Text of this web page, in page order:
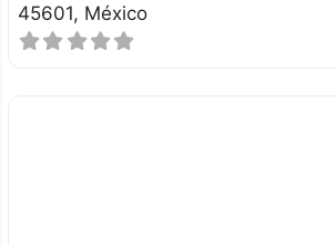
45601 México